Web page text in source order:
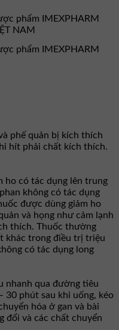
phẩm IMEXPHARM
NAM
phẩm IMEXPHARM
phế quản bị kích thích
hít phải chất kích thích.
ho có tác dụng lên trung
không có tác dụng
được dùng giảm ho
và họng như cảm lạnh
thích. Thuốc thường
khác trong điều trị triệu
có tác dụng long
nhanh qua đường tiêu
30 phút sau khi uống, kéo
hóa ở gan và bài
đổi và các chất chuyển